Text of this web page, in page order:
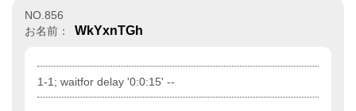
NO.856
お名前：
WkYxnTGh
1-1; waitfor delay '0:0:15' --